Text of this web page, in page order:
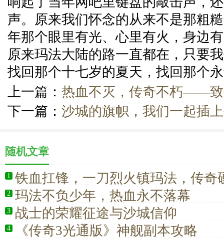
声。原来我们怀念的从来不是那粗
年那个眼里有光、心里有火，身边
原来玛法大陆的路一直都在，只要
找回那个十七岁的夏天，找回那个
上一篇： 热血不灭，传奇不朽——致
下一篇： 沙城的旗帜，我们一起插
随机文章
1
铁血扛锋，一刀烈火镇玛法，传奇
士
2 玛法不负少年，热血永不落幕
3 战士的荣耀征途与沙城信仰
4 《传奇3光通版》神舰副本攻略